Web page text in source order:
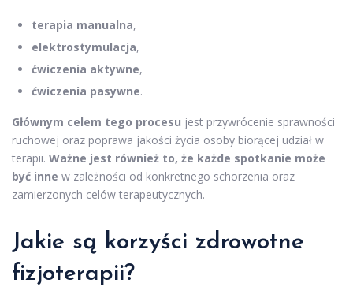
terapia manualna,
elektrostymulacja,
ćwiczenia aktywne,
ćwiczenia pasywne.
Głównym celem tego procesu jest przywrócenie sprawności
ruchowej oraz poprawa jakości życia osoby biorącej udział w
terapii. Ważne jest również to, że każde spotkanie może
być inne w zależności od konkretnego schorzenia oraz
zamierzonych celów terapeutycznych.
Jakie są korzyści zdrowotne
fizjoterapii?